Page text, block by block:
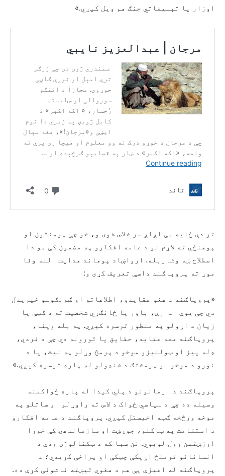
اوزار یا تبلیغاتي جنګ هم ویل کیږي.»
تر دې ځایه مې لږلږ سر خلاص شوی و، خو چې پوهنتون او
پوهنځي ته لاړم نو د عامه افکارو په مضمون کې مو دا
اصطلاح ښه وشاربله. ارواښاد پوهاند هدایت الله وفا
موږ ته پروپاګند داسې تعریف کړی و:
«پروپاګند د هغو عقایدو، اطلاعاتو او ګونګوسو خپریدل
دي چې یوې ادارې، باور یا ځانګړي شخصیت ته د ګټې یا
زیان د اړولو په منظور ترسره کیږي. په بله وینا،
پروپاګند هغه عقاید، حقایق یا تورونه دي چې د فردي،
ډله ییز او ټولنیزو موخو د پرمخ وړلو په نیت، یا د
نورو د موخو او پرمختګ د شنډولو له پاره ترسره کیږي.»
پروپاګند د ارمانونو د پلي کیدا له پاره ځواکمنه
وسیله ده چې د سیاسي ځواک د لاس ته راوړلو او ساتلو په
موخه ورڅخه ګټه اخیستل کیږي. پروپاګند د عامه افکارو
د استقامت په ټاکلو، جوړښت او سازماندهۍ کې خورا
ارزښتمن رول لوبوي. نن سبا که د ټکنالوژۍ ودې د
انسانانو ترمنځ اړیکې چټکې او پراخې کړيدي؛ د
پروپاګند له اغیزې ېې هم د هغوي تیښته ناشونې کړې ده.